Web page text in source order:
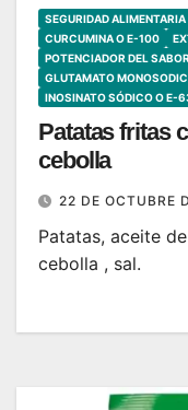
SEGURIDAD ALIMENTARIA
CURCUMINA O E-100
POTENCIADOR DEL SABOR
GLUTAMATO
INOSINATO SÓDICO O E-
Patatas fritas
cebolla
22 DE OCTUBRE
Patatas, aceite
cebolla , sal.